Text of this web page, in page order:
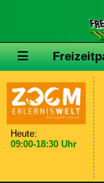
Heute:
09:00-18:30 Uhr